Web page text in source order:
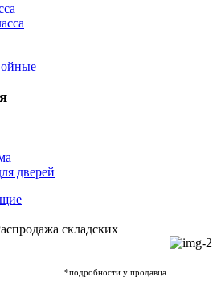
дверей
складских
*подробности у продавца